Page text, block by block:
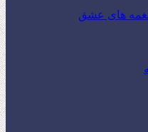
های عشق